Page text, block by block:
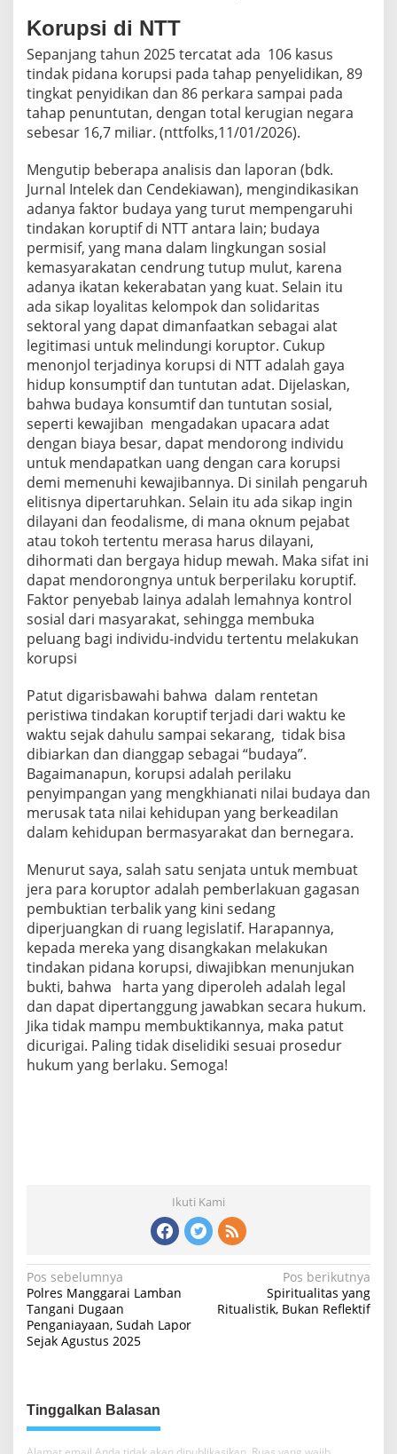
Korupsi di NTT
Sepanjang tahun 2025 tercatat ada 106 kasus
tindak pidana korupsi pada tahap penyelidikan, 89
tingkat penyidikan dan 86 perkara sampai pada
tahap penuntutan, dengan total kerugian negara
sebesar 16,7 miliar. (nttfolks,11/01/2026).
Mengutip beberapa analisis dan laporan (bdk.
Jurnal Intelek dan Cendekiawan), mengindikasikan
adanya faktor budaya yang turut mempengaruhi
tindakan koruptif di NTT antara lain; budaya
permisif, yang mana dalam lingkungan sosial
kemasyarakatan cendrung tutup mulut, karena
adanya ikatan kekerabatan yang kuat. Selain itu
ada sikap loyalitas kelompok dan solidaritas
sektoral yang dapat dimanfaatkan sebagai alat
legitimasi untuk melindungi koruptor. Cukup
menonjol terjadinya korupsi di NTT adalah gaya
hidup konsumptif dan tuntutan adat. Dijelaskan,
bahwa budaya konsumtif dan tuntutan sosial,
seperti kewajiban mengadakan upacara adat
dengan biaya besar, dapat mendorong individu
untuk mendapatkan uang dengan cara korupsi
demi memenuhi kewajibannya. Di sinilah pengaruh
elitisnya dipertaruhkan. Selain itu ada sikap ingin
dilayani dan feodalisme, di mana oknum pejabat
atau tokoh tertentu merasa harus dilayani,
dihormati dan bergaya hidup mewah. Maka sifat ini
dapat mendorongnya untuk berperilaku koruptif.
Faktor penyebab lainya adalah lemahnya kontrol
sosial dari masyarakat, sehingga membuka
peluang bagi individu-indvidu tertentu melakukan
korupsi
Patut digarisbawahi bahwa dalam rentetan
peristiwa tindakan koruptif terjadi dari waktu ke
waktu sejak dahulu sampai sekarang, tidak bisa
dibiarkan dan dianggap sebagai “budaya”.
Bagaimanapun, korupsi adalah perilaku
penyimpangan yang mengkhianati nilai budaya dan
merusak tata nilai kehidupan yang berkeadilan
dalam kehidupan bermasyarakat dan bernegara.
Menurut saya, salah satu senjata untuk membuat
jera para koruptor adalah pemberlakuan gagasan
pembuktian terbalik yang kini sedang
diperjuangkan di ruang legislatif. Harapannya,
kepada mereka yang disangkakan melakukan
tindakan pidana korupsi, diwajibkan menunjukan
bukti, bahwa harta yang diperoleh adalah legal
dan dapat dipertanggung jawabkan secara hukum.
Jika tidak mampu membuktikannya, maka patut
dicurigai. Paling tidak diselidiki sesuai prosedur
hukum yang berlaku. Semoga!
Ikuti Kami
N
a
v
a
s
Pos sebelumnya
Polres Manggarai Lamban
Tangani Dugaan
Penganiayaan, Sudah Lapor
Sejak Agustus 2025
Pos berikutnya
Spiritualitas yang
Ritualistik, Bukan Reflektif
Tinggalkan Balasan